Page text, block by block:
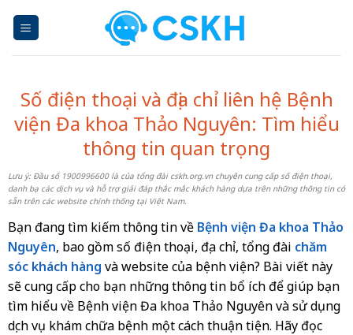
Số điện thoại và địa chỉ liên hệ Bệnh
viện Đa khoa Thảo Nguyên: Tìm hiểu
thông tin quan trọng
Lưu ý: Đầu số 1900996600 là của tổng đài cskh.org.vn chuyên cung cấp số điện thoại,
danh bạ các dịch vụ và hỗ trợ giải đáp thắc mắc khách hàng dựa trên những thông tin có
sẵn trên các website chính thống tại Việt Nam.
Bạn đang tìm kiếm thông tin về Bệnh viện Đa khoa Thảo
Nguyên, bao gồm số điện thoại, địa chỉ, tổng đài chăm
sóc khách hàng và website của bệnh viện? Bài viết này
sẽ cung cấp cho bạn những thông tin bổ ích để giúp bạn
tìm hiểu về Bệnh viện Đa khoa Thảo Nguyên và sử dụng
dịch vụ khám chữa bệnh một cách thuận tiện. Hãy đọc